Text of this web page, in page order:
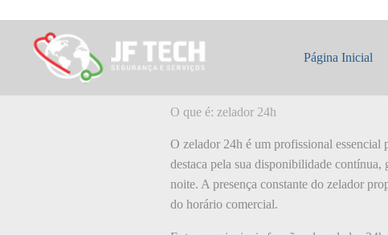
para
conteúdo
Página Inicial
O que é: zelador 24h
O que é: zelador 24h
O zelador 24h é um profissional essencial
destaca pela sua disponibilidade contínua,
noite. A presença constante do zelador
do horário comercial.